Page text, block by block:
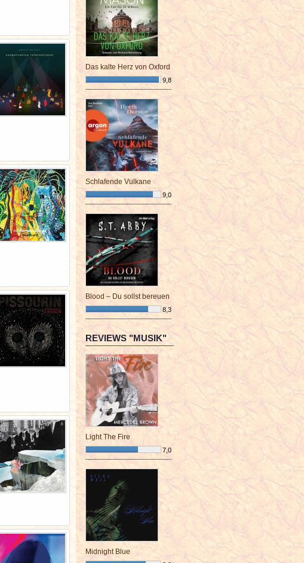
Das kalte Herz von Oxford
9,8
¯¯¯¯¯¯¯¯¯¯¯¯¯¯¯¯¯¯¯¯¯¯¯¯
Schlafende Vulkane
9,0
¯¯¯¯¯¯¯¯¯¯¯¯¯¯¯¯¯¯¯¯¯¯¯¯
Blood – Du sollst bereuen
8,3
¯¯¯¯¯¯¯¯¯¯¯¯¯¯¯¯¯¯¯¯¯¯¯¯
REVIEWS "MUSIK"
Light The Fire
7,0
¯¯¯¯¯¯¯¯¯¯¯¯¯¯¯¯¯¯¯¯¯¯¯¯
Midnight Blue